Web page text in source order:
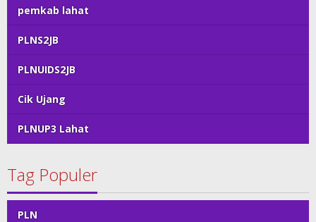
pemkab lahat
PLNS2JB
PLNUIDS2JB
Cik Ujang
PLNUP3 Lahat
Tag Populer
PLN